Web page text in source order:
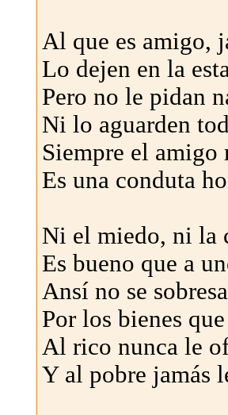
Al que es amigo,
Lo dejen en la
Pero no le pidan
Ni lo aguarden
Siempre el amigo
Es una conduta
Ni el miedo, ni la
Es bueno que a
Ansí no se
Por los bienes
Al rico nunca le
Y al pobre jamás